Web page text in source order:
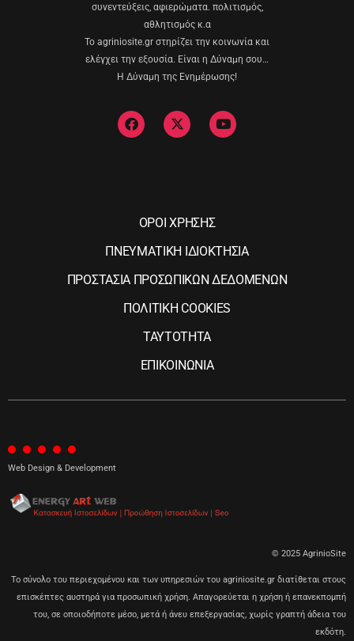
συνεντεύξεις, αφιερώματα. πολιτισμός,
αθλητισμός κ.α
Το agriniosite.gr στηρίζει την κοινωνία και
ελέγχει την εξουσία. Είναι η Δύναμη σου…
Η Δύναμη της Ενημέρωσης!
ΟΡΟΙ ΧΡΗΣΗΣ
ΠΝΕΥΜΑΤΙΚΗ ΙΔΙΟΚΤΗΣΙΑ
ΠΡΟΣΤΑΣΙΑ ΠΡΟΣΩΠΙΚΩΝ ΔΕΔΟΜΕΝΩΝ
ΠΟΛΙΤΙΚΗ COOKIES
ΤΑΥΤΟΤΗΤΑ
ΕΠΙΚΟΙΝΩΝΙΑ
Web Design & Development
© 2025 AgrinioSite
Το σύνολο του περιεχομένου και των υπηρεσιών του agriniosite.gr διατίθεται στους
επισκέπτες αυστηρά για προσωπική χρήση. Απαγορεύεται η χρήση ή επανεκπομπή
του, σε οποιοδήποτε μέσο, μετά ή άνευ επεξεργασίας, χωρίς γραπτή άδεια του
εκδότη.